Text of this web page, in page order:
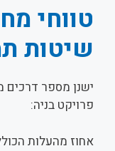
טווחי
שיטות
ישנן מספר דרכים
פרויקט בניה: